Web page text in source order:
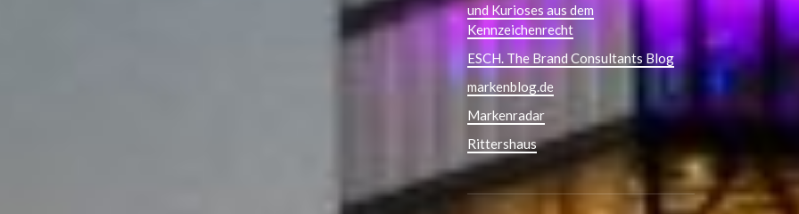
und Kurioses aus dem
Kennzeichenrecht
ESCH. The Brand Consultants Blog
markenblog.de
Markenradar
Rittershaus